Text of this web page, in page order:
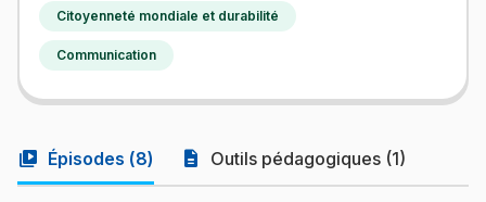
Citoyenneté mondiale et durabilité
Communication
video_library Épisodes (8) description Outils pédagogiques (1)